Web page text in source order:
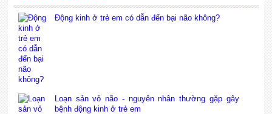
Động kinh ở trẻ em có dẫn đến bại não không?
Loạn sản vỏ não - nguyên nhân thường gặp gây
bệnh động kinh ở trẻ em